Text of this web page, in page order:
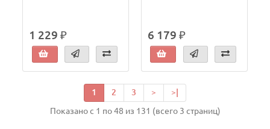
1 229 ₽ 6 179 ₽
1 2 3 >
>|
Показано с 1 по 48 из 131 (всего 3 страниц)